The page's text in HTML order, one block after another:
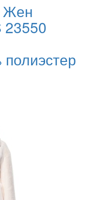
Жен
23550